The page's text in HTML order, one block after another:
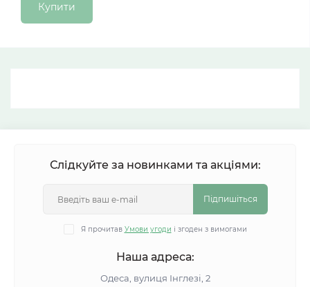
Купити
Слідкуйте за новинками та акціями:
Підпишіться
Я прочитав Умови угоди і згоден з вимогами
Наша адреса:
Одеса, вулиця Інглезі, 2